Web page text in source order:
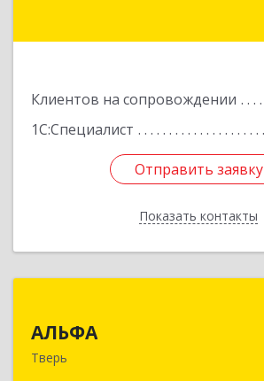
Клиентов на сопровождении
1С:Специалист
Отправить заявку
Показать контакты
Отправить заявку
Назад
АЛЬФА
Тверь